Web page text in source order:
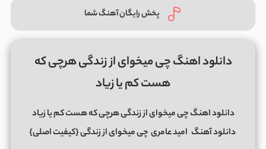
پخش رایگان آهنگ شما
دانلود اهنگ چی میخوای از زندگی هرچی که
هست کم یا زیاد
دانلود اهنگ چی میخوای از زندگی هرچی که هست کم یا زیاد
دانلود آهنگ امید عامری چی میخوای از زندگی{کیفیت اصلی}